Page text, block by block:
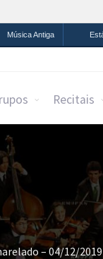
Acesso à informação
Música Antiga
Recitais
– 04/12/2019